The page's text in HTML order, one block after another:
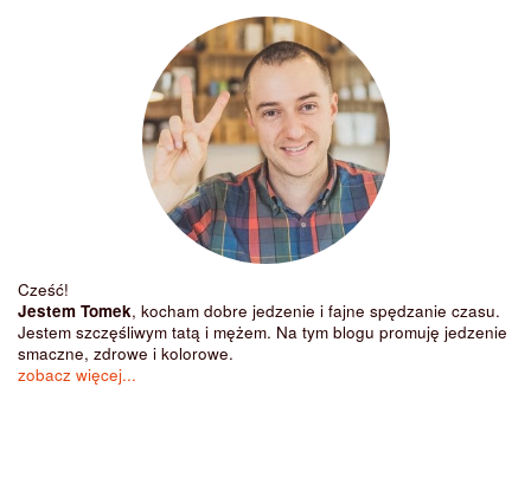
Cześć!
Jestem Tomek, kocham dobre jedzenie i fajne spędzanie czasu.
Jestem szczęśliwym tatą i mężem. Na tym blogu promuję jedzenie
smaczne, zdrowe i kolorowe.
zobacz więcej...